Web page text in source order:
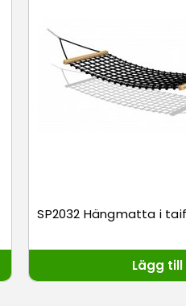
SP2032 Hängmatta i
Lägg till